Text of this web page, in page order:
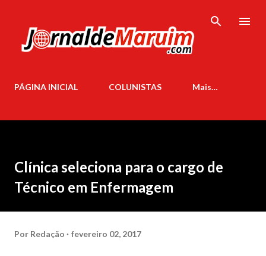
PÁGINA INICIAL COLUNISTAS Mais…
Clínica seleciona para o cargo de
Técnico em Enfermagem
Por Redação fevereiro 02, 2017